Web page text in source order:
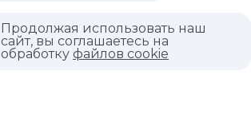
Продолжая использовать наш
сайт, вы соглашаетесь на
обработкуфайлов cookie